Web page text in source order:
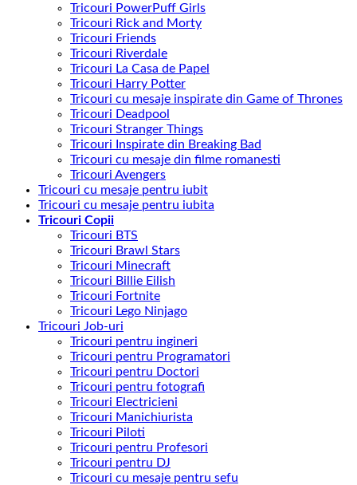
Tricouri PowerPuff Girls
Tricouri Rick and Morty
Tricouri Friends
Tricouri Riverdale
Tricouri La Casa de Papel
Tricouri Harry Potter
Tricouri cu mesaje inspirate din Game of Thrones
Tricouri Deadpool
Tricouri Stranger Things
Tricouri Inspirate din Breaking Bad
Tricouri cu mesaje din filme romanesti
Tricouri Avengers
Tricouri cu mesaje pentru iubit
Tricouri cu mesaje pentru iubita
Tricouri Copii
Tricouri BTS
Tricouri Brawl Stars
Tricouri Minecraft
Tricouri Billie Eilish
Tricouri Fortnite
Tricouri Lego Ninjago
Tricouri Job-uri
Tricouri pentru ingineri
Tricouri pentru Programatori
Tricouri pentru Doctori
Tricouri pentru fotografi
Tricouri Electricieni
Tricouri Manichiurista
Tricouri Piloti
Tricouri pentru Profesori
Tricouri pentru DJ
Tricouri cu mesaje pentru sefu